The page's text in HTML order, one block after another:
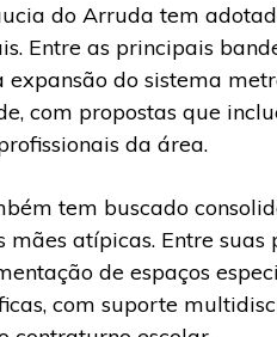
do Arruda tem
Entre as principais
do sistema
com propostas que
da área.
tem buscado
atípicas. Entre
de espaços
com suporte